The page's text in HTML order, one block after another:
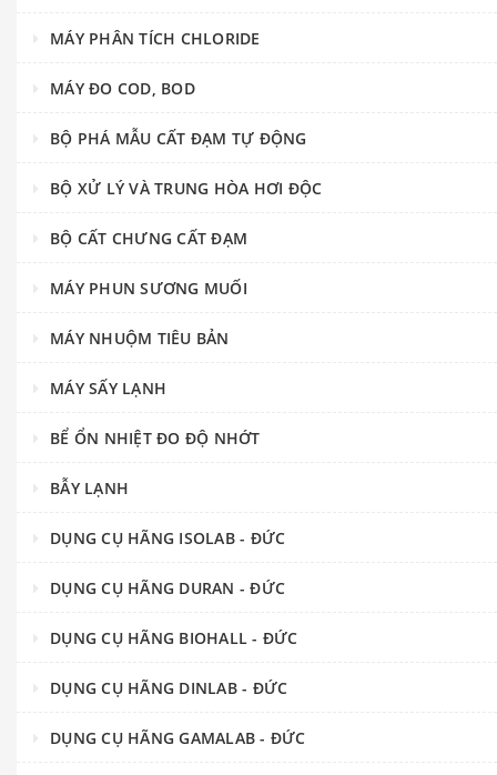
MÁY PHÂN TÍCH CHLORIDE
MÁY ĐO COD, BOD
BỘ PHÁ MẪU CẤT ĐẠM TỰ ĐỘNG
BỘ XỬ LÝ VÀ TRUNG HÒA HƠI ĐỘC
BỘ CẤT CHƯNG CẤT ĐẠM
MÁY PHUN SƯƠNG MUỐI
MÁY NHUỘM TIÊU BẢN
MÁY SẤY LẠNH
BỂ ỔN NHIỆT ĐO ĐỘ NHỚT
BẪY LẠNH
DỤNG CỤ HÃNG ISOLAB - ĐỨC
DỤNG CỤ HÃNG DURAN - ĐỨC
DỤNG CỤ HÃNG BIOHALL - ĐỨC
DỤNG CỤ HÃNG DINLAB - ĐỨC
DỤNG CỤ HÃNG GAMALAB - ĐỨC